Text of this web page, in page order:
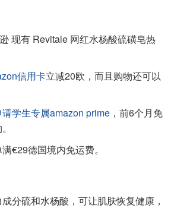
现有 Revitale 网红水杨酸硫磺皂热
信用卡立减20欧，而且购物还可以
学生专属amazon prime ，前6个月免
€29德国境内免运费。
分硫和水杨酸，可让肌肤恢复健康，